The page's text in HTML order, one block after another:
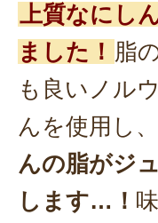
上質なにし
ました！ 脂
も良いノル
んを使用し、
んの脂がジ
します…！